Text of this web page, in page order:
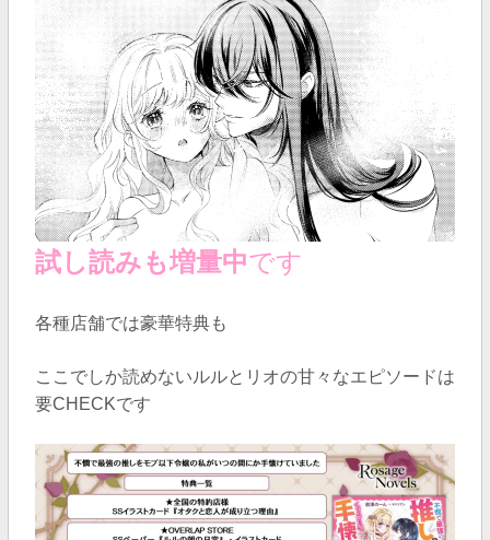
試し読みも増量中です
各種店舗では豪華特典も
ここでしか読めないルルとリオの甘々なエピソードは
要CHECKです